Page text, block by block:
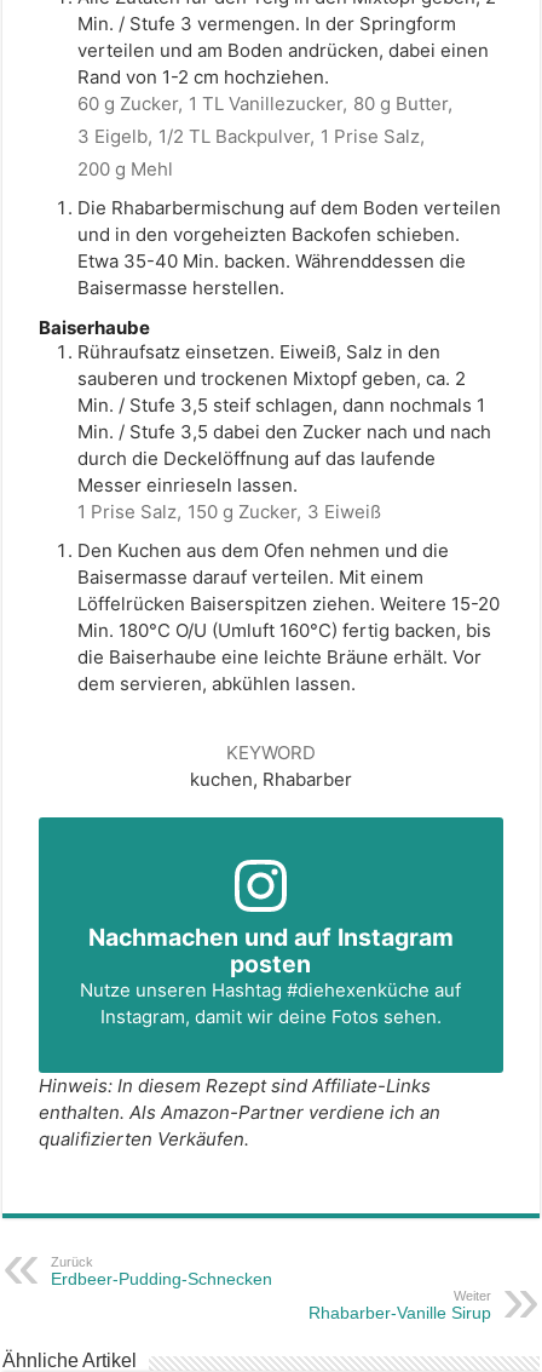
Min. / Stufe 3 vermengen. In der Springform
verteilen und am Boden andrücken, dabei einen
Rand von 1-2 cm hochziehen.
60 g Zucker, 1 TL Vanillezucker, 80 g Butter,
3 Eigelb, 1/2 TL Backpulver, 1 Prise Salz,
200 g Mehl
Die Rhabarbermischung auf dem Boden verteilen
und in den vorgeheizten Backofen schieben.
Etwa 35-40 Min. backen. Währenddessen die
Baisermasse herstellen.
Baiserhaube
Rühraufsatz einsetzen. Eiweiß, Salz in den
sauberen und trockenen Mixtopf geben, ca. 2
Min. / Stufe 3,5 steif schlagen, dann nochmals 1
Min. / Stufe 3,5 dabei den Zucker nach und nach
durch die Deckelöffnung auf das laufende
Messer einrieseln lassen.
1 Prise Salz, 150 g Zucker, 3 Eiweiß
Den Kuchen aus dem Ofen nehmen und die
Baisermasse darauf verteilen. Mit einem
Löffelrücken Baiserspitzen ziehen. Weitere 15-20
Min. 180°C O/U (Umluft 160°C) fertig backen, bis
die Baiserhaube eine leichte Bräune erhält. Vor
dem servieren, abkühlen lassen.
KEYWORD
kuchen, Rhabarber
Nachmachen und auf Instagram
posten
Nutze unseren Hashtag#diehexenküche auf
Instagram, damit wir deine Fotos sehen.
Hinweis: In diesem Rezept sind Affiliate-Links
enthalten. Als Amazon-Partner verdiene ich an
qualifizierten Verkäufen.
Zurück
Erdbeer-Pudding-Schnecken
Weiter
Rhabarber-Vanille Sirup
Ähnliche Artikel